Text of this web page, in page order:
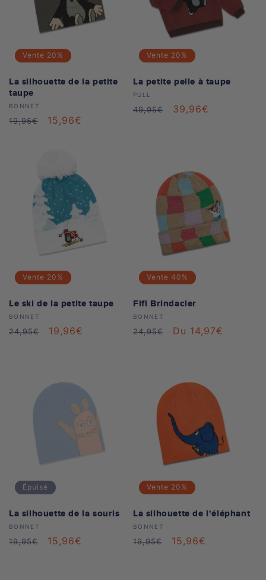
Vente 20%
La silhouette de la petite
taupe
Distributeur :
BONNET
Prix
19,95€
Prix
15,96€
Vente 20%
La petite pelle à taupe
Distributeur :
PULL
Prix
49,95€
Prix
39,96€
Vente 20%
Le ski de la petite taupe
Distributeur :
BONNET
Prix
24,95€
Prix
19,96€
Vente 40%
Fifi Brindacier
Distributeur :
BONNET
Prix
24,95€
Prix
Du 14,97€
Épuisé
La silhouette de la souris
Distributeur :
BONNET
Prix
19,95€
Prix
15,96€
Vente 20%
La silhouette de l'éléphant
Distributeur :
BONNET
Prix
19,95€
Prix
15,96€